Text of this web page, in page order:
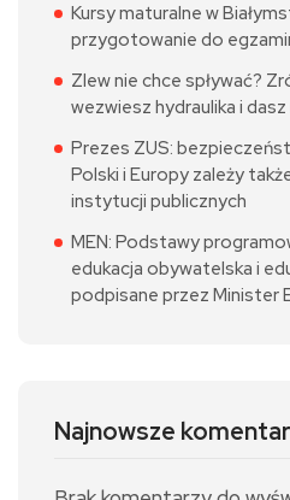
Kursy maturalne w
przygotowanie do
Zlew nie chce spływać?
wezwiesz hydraulika i
Prezes ZUS:
Polski i Europy zależy
instytucji publicznych
MEN: Podstawy
edukacja obywatelska i
podpisane przez Minister
Najnowsze